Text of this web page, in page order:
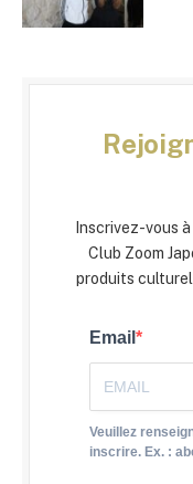
Inscrivez-vous
Club Zoom
produits
Email
Veuillez
inscrire. Ex. :